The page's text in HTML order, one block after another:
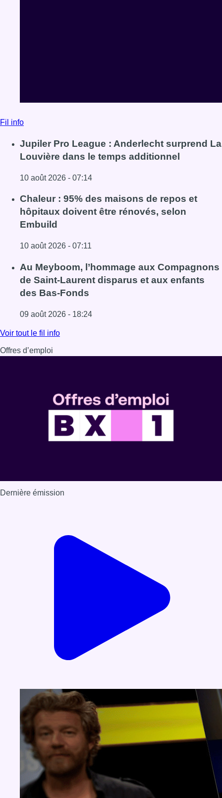
Fil info
Jupiler Pro League : Anderlecht surprend La
Louvière dans le temps additionnel
10 août 2026 - 07:14
Lire l'article Jupiler Pro League : Anderlecht surprend La
Chaleur : 95% des maisons de repos et
hôpitaux doivent être rénovés, selon
Embuild
10 août 2026 - 07:11
Lire l'article Chaleur : 95% des maisons de repos et
Au Meyboom, l’hommage aux Compagnons
de Saint-Laurent disparus et aux enfants
des Bas-Fonds
09 août 2026 - 18:24
Lire l'article Au Meyboom, l’hommage aux
Voir tout le fil info
Offres d’emploi
Dernière émission